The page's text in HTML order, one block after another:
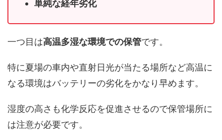
単純な経年劣化
一つ目は高温多湿な環境での保管です。
特に夏場の車内や直射日光が当たる場所など高温に
なる環境はバッテリーの劣化をかなり早めます。
湿度の高さも化学反応を促進させるので保管場所に
は注意が必要です。